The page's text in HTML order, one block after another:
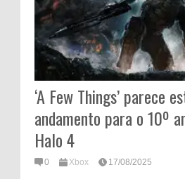
‘A Few Things’ parece
andamento para o 10º
Halo 4
0 Xbox 17/08/2025